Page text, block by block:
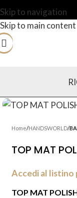
Skip to navigation
Skip to main content
Home HANDSWORLD
TOP MAT
Accedi al
TOP MAT